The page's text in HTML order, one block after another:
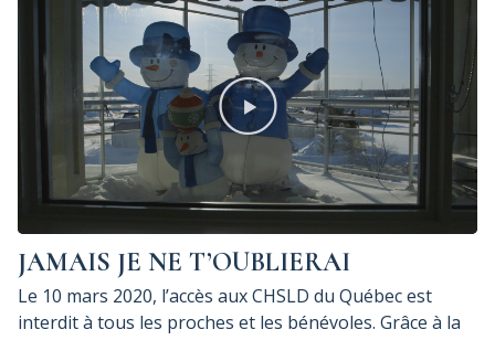
JAMAIS JE NE T’OUBLIERAI
Le 10 mars 2020, l’accès aux CHSLD du Québec est
interdit à tous les proches et les bénévoles. Grâce à la